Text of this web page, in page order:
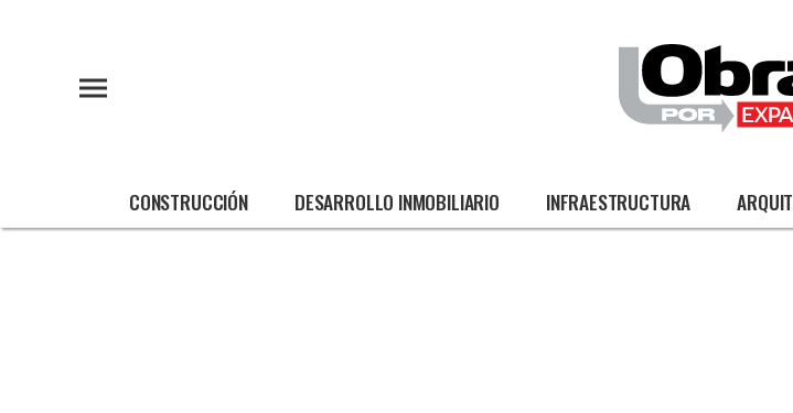
CONSTRUCCIÓN DESARROLLO INMOBILIARIO INFRAESTRUCTURA